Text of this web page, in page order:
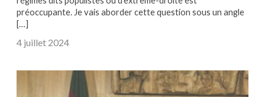
préoccupante. Je vais aborder cette question sous un angle
[…]
4 juillet 2024